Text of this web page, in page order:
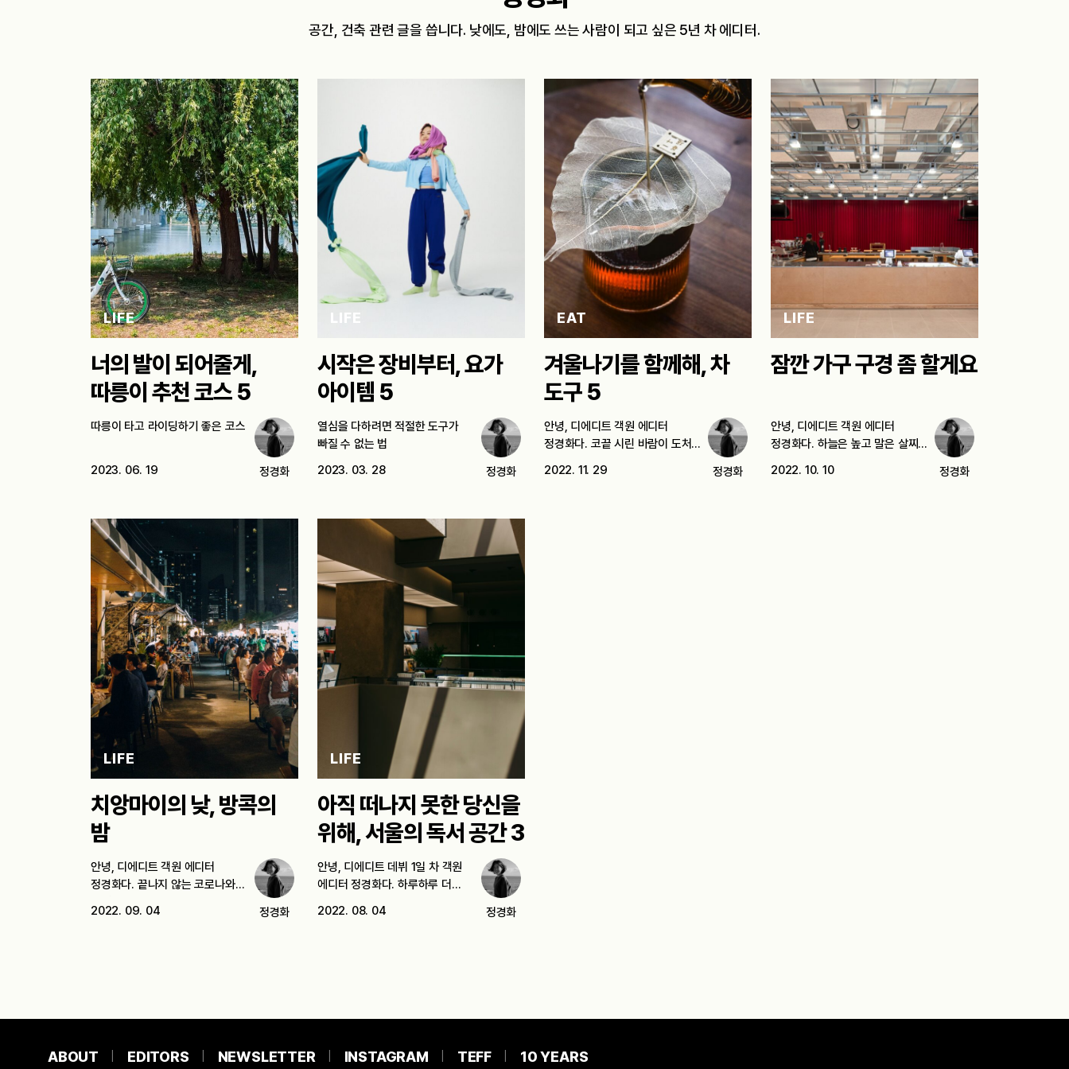
공간, 건축 관련 글을 씁니다. 낮에도, 밤에도 쓰는 사람이 되고 싶은 5년 차 에디터.
LIFE
너의 발이 되어줄게,
따릉이 추천 코스 5
따릉이 타고 라이딩하기 좋은 코스
2023. 06. 19 정경화
LIFE
시작은 장비부터, 요가
아이템 5
열심을 다하려면 적절한 도구가
빠질 수 없는 법
2023. 03. 28
정경화
EAT
겨울나기를 함께해, 차
도구 5
안녕, 디에디트 객원 에디터
정경화다. 코끝 시린 바람이 도처에
2022. 11. 29 정경화
LIFE
잠깐 가구 구경 좀 할게요
안녕, 디에디트 객원 에디터
정경화다. 하늘은 높고 말은 살찌는
2022. 10. 10 정경화
LIFE
치앙마이의 낮, 방콕의
밤
안녕, 디에디트 객원 에디터
정경화다. 끝나지 않는 코로나와
2022. 09. 04 정경화
LIFE
아직 떠나지 못한 당신을
위해, 서울의 독서 공간 3
안녕, 디에디트 데뷔 1일 차 객원
에디터 정경화다. 하루하루 더…
2022. 08. 04
정경화
ABOUT EDITORS NEWSLETTER INSTAGRAM TEFF 10 YEARS